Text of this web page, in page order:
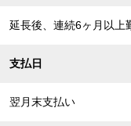
延長後、連続6ヶ月以上
支払日
翌月末支払い